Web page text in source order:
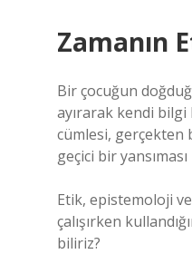
Zamanın
Bir çocuğun
ayırarak kendi bilgi
cümlesi, gerçekten
geçici bir yansıması
Etik, epistemoloji
çalışırken
biliriz?